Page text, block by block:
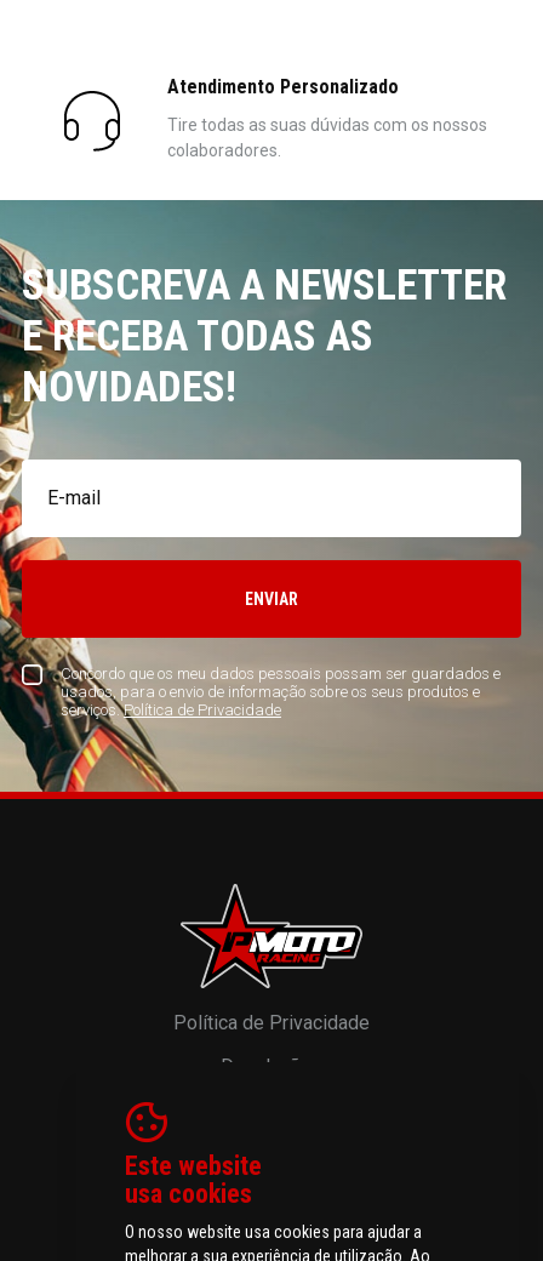
Atendimento Personalizado
Tire todas as suas dúvidas com os nossos
colaboradores.
SUBSCREVA A NEWSLETTER
E RECEBA TODAS AS
NOVIDADES!
Concordo que os meu dados pessoais possam ser guardados e
usados, para o envio de informação sobre os seus produtos e
serviços.Política de Privacidade
ENVIAR
Política de Privacidade
Devoluções
Livro de Reclamações
Este website
usa cookies
O nosso website usa cookies para ajudar a
melhorar a sua experiência de utilização. Ao